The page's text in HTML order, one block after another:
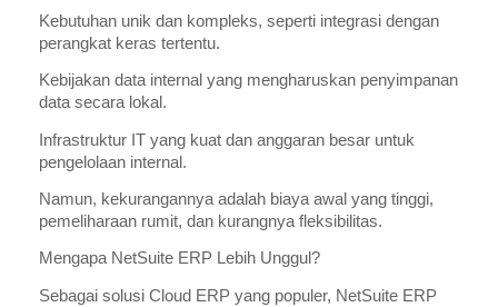
Kebutuhan unik dan kompleks, seperti integrasi dengan
perangkat keras tertentu.
Kebijakan data internal yang mengharuskan penyimpanan
data secara lokal.
Infrastruktur IT yang kuat dan anggaran besar untuk
pengelolaan internal.
Namun, kekurangannya adalah biaya awal yang tinggi,
pemeliharaan rumit, dan kurangnya fleksibilitas.
Mengapa NetSuite ERP Lebih Unggul?
Sebagai solusi Cloud ERP yang populer, NetSuite ERP